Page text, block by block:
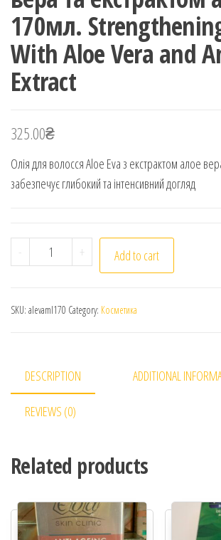
170мл.
With Aloe Vera and
Extract
325.00₴
Олія для волосся Aloe Eva з екстрактом алое
забезпечує глибокий та інтенсивний догляд
- Aloe Eva. Олія для зміцнення
+ Add to cart
SKU: alevaml170 Category: Косметика
DESCRIPTION ADDITIONAL
REVIEWS (0)
Related products